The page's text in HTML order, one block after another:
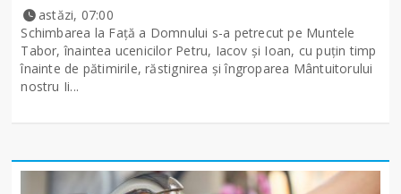
astăzi, 07:00
Schimbarea la Față a Domnului s-a petrecut pe Muntele
Tabor, înaintea ucenicilor Petru, Iacov și Ioan, cu puțin timp
înainte de pătimirile, răstignirea și îngroparea Mântuitorului
nostru Ii...